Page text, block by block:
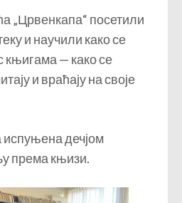
„Црвенкапа“ посетили
и научили како се
књигама — како се
и враћају на своје
испуњена дечјом
према књизи.